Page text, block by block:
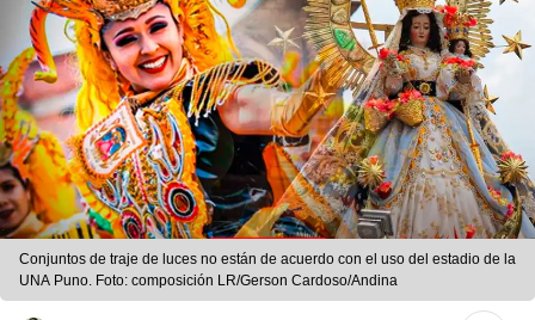
Conjuntos de traje de luces no están de acuerdo con el uso del estadio de la
UNA Puno. Foto: composición LR/Gerson Cardoso/Andina